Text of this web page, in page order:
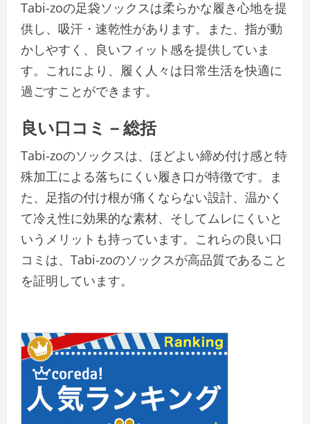
Tabi-zoの足袋ソックスは柔らかな履き心地を提
供し、吸汗・速乾性があります。また、指が動
かしやすく、良いフィット感を提供していま
す。これにより、履く人々は日常生活を快適に
過ごすことができます。
良い口コミ – 総括
Tabi-zoのソックスは、ほどよい締め付け感と特
殊加工による落ちにくい履き口が特徴です。ま
た、足指の付け根が痛くならない設計、温かく
て冷え性に効果的な素材、そしてムレにくいと
いうメリットも持っています。これらの良い口
コミは、Tabi-zoのソックスが高品質であること
を証明しています。